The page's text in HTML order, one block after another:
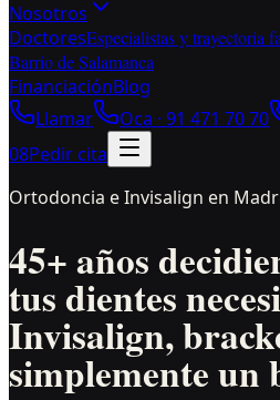
Nosotros
DoctoresEspecialistas y trayectoria
Barrio de Salamanca
FinanciaciónBlog
Llamar
Oca · 91 471 70 70
08Pedir cita
Ortodoncia e Invisalign en
45+ años
tus dientes
Invisalign,
simplemente un